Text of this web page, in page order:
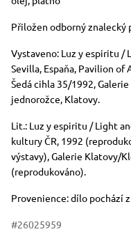
Přiložen odborný znalecký
Vystaveno: Luz y espiritu /
Sevilla, Espaňa, Pavilion of
Šedá cihla 35/1992,
jednorožce, Klatovy.
Lit.: Luz y espiritu / Light
kultury ČR, 1992
výstavy), Galerie Klatovy/
(reprodukováno).
Provenience: dílo pochází
#26025959